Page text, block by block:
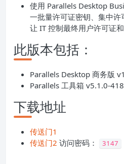
使用 Parallels Desktop
一批量许可证密钥、集中许
让 IT 控制最终用户许可证
此版本包括：
Parallels Desktop 商务版
Parallels 工具箱 v5.1.0-418
下载地址
传送门1
传送门2 访问密码： 3147